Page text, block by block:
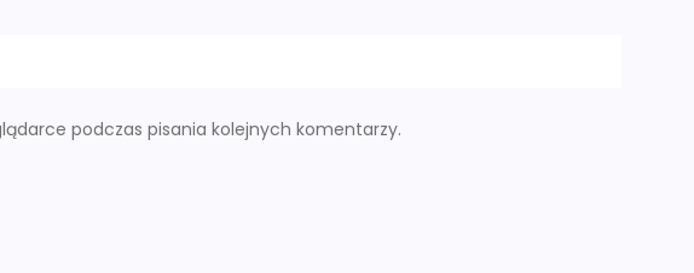
podczas pisania kolejnych komentarzy.